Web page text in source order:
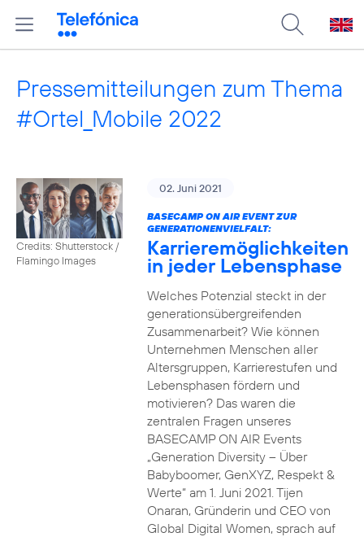
Pressemitteilungen zum Thema
#Ortel_Mobile 2022
Credits: Shutterstock /
Flamingo Images
02. Juni 2021
BASECAMP ON AIR EVENT ZUR
GENERATIONENVIELFALT:
Karrieremöglichkeiten
in jeder Lebensphase
Welches Potenzial steckt in der
generationsübergreifenden
Zusammenarbeit? Wie können
Unternehmen Menschen aller
Altersgruppen, Karrierestufen und
Lebensphasen fördern und
motivieren? Das waren die
zentralen Fragen unseres
BASECAMP ON AIR Events
„Generation Diversity – Über
Babyboomer, GenXYZ, Respekt &
Werte“ am 1. Juni 2021. Tijen
Onaran, Gründerin und CEO von
Global Digital Women, sprach auf